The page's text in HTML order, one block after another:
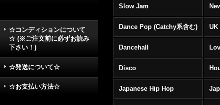
☆コンディションについて
☆ (※ご注文前に必ずお読み
下さい！)
☆発送について☆
☆お支払い方法☆
Slow Jam
Dance Pop (Catchy系含む) UK
Dancehall
Disco
Japanese Hip Hop